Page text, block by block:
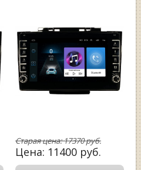
Старая цена:17370руб.
Цена: 11400 руб.